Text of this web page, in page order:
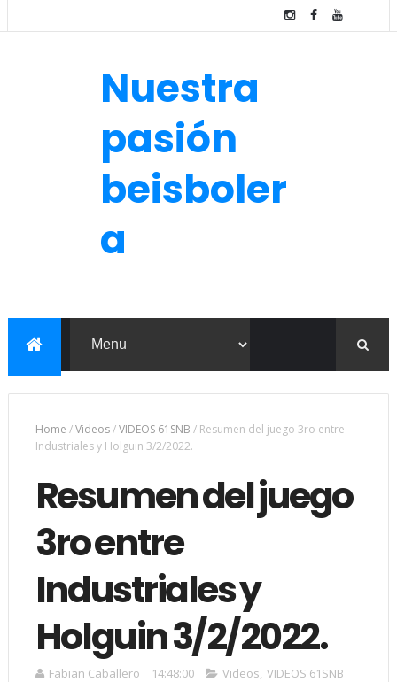
Nuestra
pasión
beisboler
a
Home /Videos/VIDEOS 61SNB / Resumen del juego 3ro entre
Industriales y Holguin 3/2/2022.
Resumen del juego
3ro entre
Industriales y
Holguin 3/2/2022.
Fabian Caballero 14:48:00 Videos, VIDEOS 61SNB